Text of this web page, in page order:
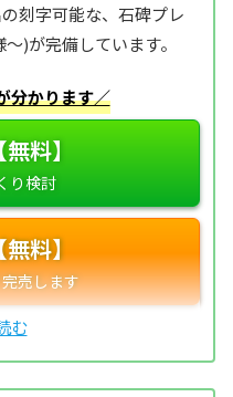
刻字可能な、石碑プレ
)が完備しています。
分かります／
料】
料】